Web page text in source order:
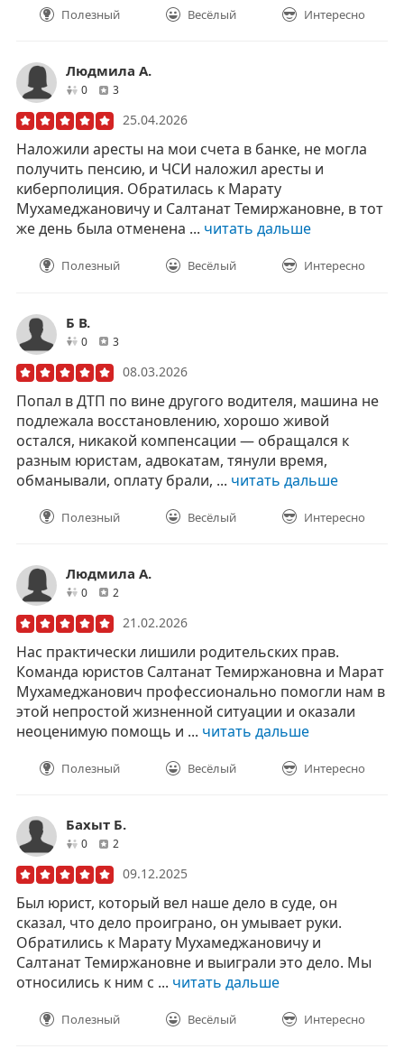
Полезный Весёлый Интересно
Людмила А.
0друзей
3отзывов
25.04.2026
Наложили аресты на мои счета в банке, не могла
получить пенсию, и ЧСИ наложил аресты и
киберполиция. Обратилась к Марату
Мухамеджановичу и Салтанат Темиржановне, в тот
же день была отменена ... читать дальше
Полезный Весёлый Интересно
Б В.
0друзей
3отзывов
08.03.2026
Попал в ДТП по вине другого водителя, машина не
подлежала восстановлению, хорошо живой
остался, никакой компенсации — обращался к
разным юристам, адвокатам, тянули время,
обманывали, оплату брали, ... читать дальше
Полезный Весёлый Интересно
Людмила А.
0друзей
2
21.02.2026
Нас практически лишили родительских прав.
Команда юристов Салтанат Темиржановна и Марат
Мухамеджанович профессионально помогли нам в
этой непростой жизненной ситуации и оказали
неоценимую помощь и ... читать дальше
Полезный Весёлый Интересно
Бахыт Б.
0друзей
2
09.12.2025
Был юрист, который вел наше дело в суде, он
сказал, что дело проиграно, он умывает руки.
Обратились к Марату Мухамеджановичу и
Салтанат Темиржановне и выиграли это дело. Мы
относились к ним с ... читать дальше
Полезный Весёлый Интересно